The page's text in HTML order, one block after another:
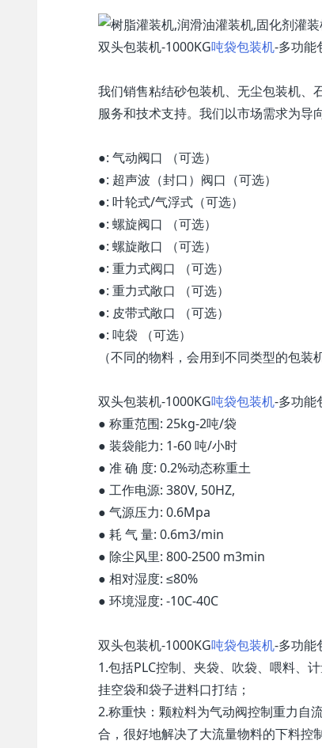
双头包装机-1000KG吨袋包装机-多功能
我们销售粘结砂包装机、无尘包装机、
服务和技术支持。我们以市场需求为导
●: 气动阀口 （可选）
●: 超声波（封口）阀口（可选）
●: 叶轮式/气浮式（可选）
●: 螺旋阀口 （可选）
●: 螺旋敞口 （可选）
●: 重力式阀口 （可选）
●: 重力式敞口 （可选）
●: 皮带式敞口 （可选）
●: 吨袋 （可选）
（不同的物料，会用到不同类型的包
双头包装机-1000KG吨袋包装机-多功能
● 称重范围: 25kg-2吨/袋
● 装袋能力: 1-60 吨/小时
● 准 确 度: 0.2%动态称重土
● 工作电源: 380V, 50HZ,
● 气源压力: 0.6Mpa
● 耗 气 量: 0.6m3/min
● 除尘风里: 800-2500 m3min
● 相对湿度: ≤80%
● 环境湿度: -10C-40C
双头包装机-1000KG吨袋包装机-多功能
1.包括PLC控制、夹袋、吹袋、喂料、
挂空袋和袋子进料口打结；
2.称重快：颗粒料为气动阀控制重力自
合，很好地解决了大流量物料的下料控